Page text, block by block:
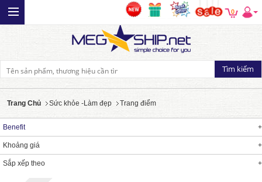
0
Trang Chủ Sức khỏe -Làm đẹp Trang điểm
Benefit
Khoảng giá
Sắp xếp theo